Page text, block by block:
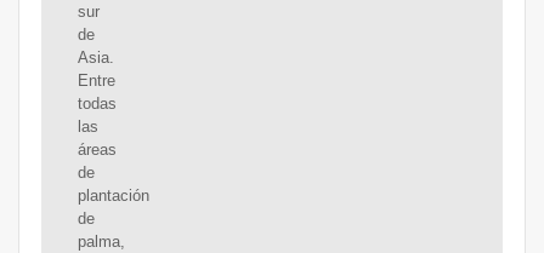
sur
de
Asia.
Entre
todas
las
áreas
de
plantación
de
palma,